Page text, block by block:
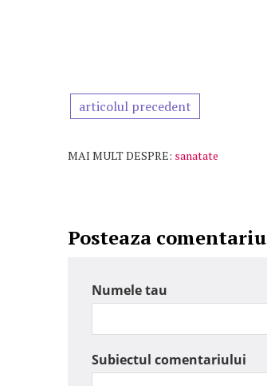
articolul precedent
MAI MULT DESPRE: sanatate
Posteaza comentariu
Numele tau
Subiectul comentariului